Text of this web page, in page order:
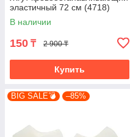
эластичный 72 см (4718)
В наличии
150 ₸ 2 900 ₸
Купить
BIG SALE💣 –85%